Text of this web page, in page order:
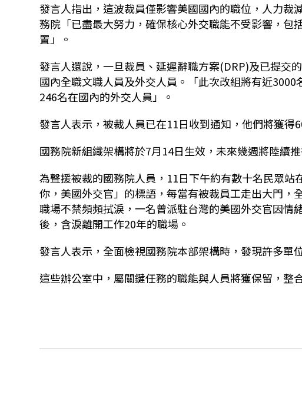
發言人指出，這波裁員僅影響美國國內的職位，人力
務院「已盡最大努力，確保核心外交職能不受影響，
置」。
發言人還說，一旦裁員、延遲辭職方案(DRP)及已提交
國內全職文職人員及外交人員。「此次改組將有近
246名在國內的外交人員」。
發言人表示，被裁人員已在11日收到通知，他們將獲得
國務院新組織架構將於7月14日生效，未來幾週將陸續
為聲援被裁的國務院人員，11日下午約有數十名民眾
你，美國外交官」的標語，每當有被裁員工走出大門
職場不禁頻頻拭淚，一名曾派駐台灣的美國外交官因
後，含淚離開工作20年的職場。
發言人表示，全面檢視國務院本部架構時，發現許多單
這些辦公室中，屬關鍵任務的職能與人員將獲保留，整